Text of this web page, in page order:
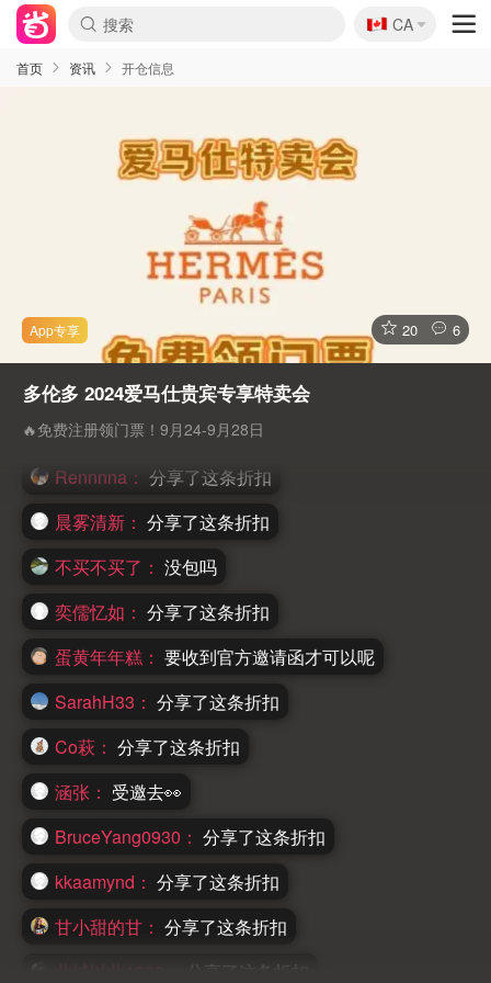
🇨🇦
CA
首页 资讯 开仓信息
xindii：
分享了这条折扣
carolinalin： 分享了这条折扣
Rennnna： 分享了这条折扣
晨雾清新： 分享了这条折扣
不买不买了： 没包吗
奕儒忆如： 分享了这条折扣
蛋黄年年糕： 要收到官方邀请函才可以呢
SarahH33： 分享了这条折扣
Co萩： 分享了这条折扣
涵张： 受邀去👀
BruceYang0930： 分享了这条折扣
kkaamynd： 分享了这条折扣
甘小甜的甘： 分享了这条折扣
北城以北1209：
分享了这条折扣
20 6
多伦多 2024爱马仕贵宾专享特卖会
🔥免费注册领门票！9月24-9月28日